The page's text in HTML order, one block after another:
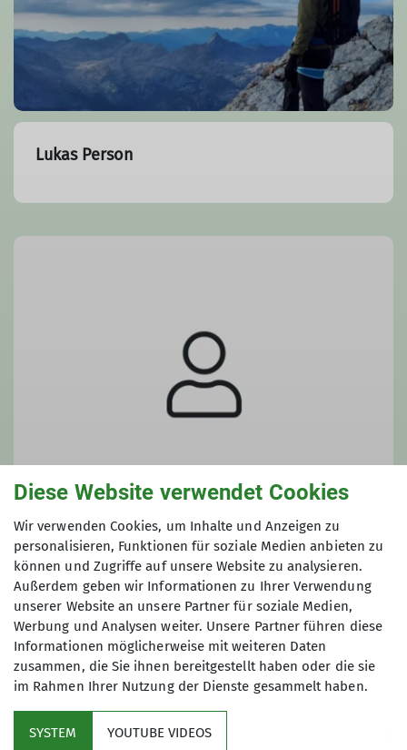
Lukas Person
Anna-Lena Hodapp
Diese Website verwendet Cookies
Wir verwenden Cookies, um Inhalte und Anzeigen zu
personalisieren, Funktionen für soziale Medien anbieten zu
können und Zugriffe auf unsere Website zu analysieren.
Außerdem geben wir Informationen zu Ihrer Verwendung
unserer Website an unsere Partner für soziale Medien,
Werbung und Analysen weiter. Unsere Partner führen diese
Informationen möglicherweise mit weiteren Daten
zusammen, die Sie ihnen bereitgestellt haben oder die sie
im Rahmen Ihrer Nutzung der Dienste gesammelt haben.
SYSTEM YOUTUBE VIDEOS